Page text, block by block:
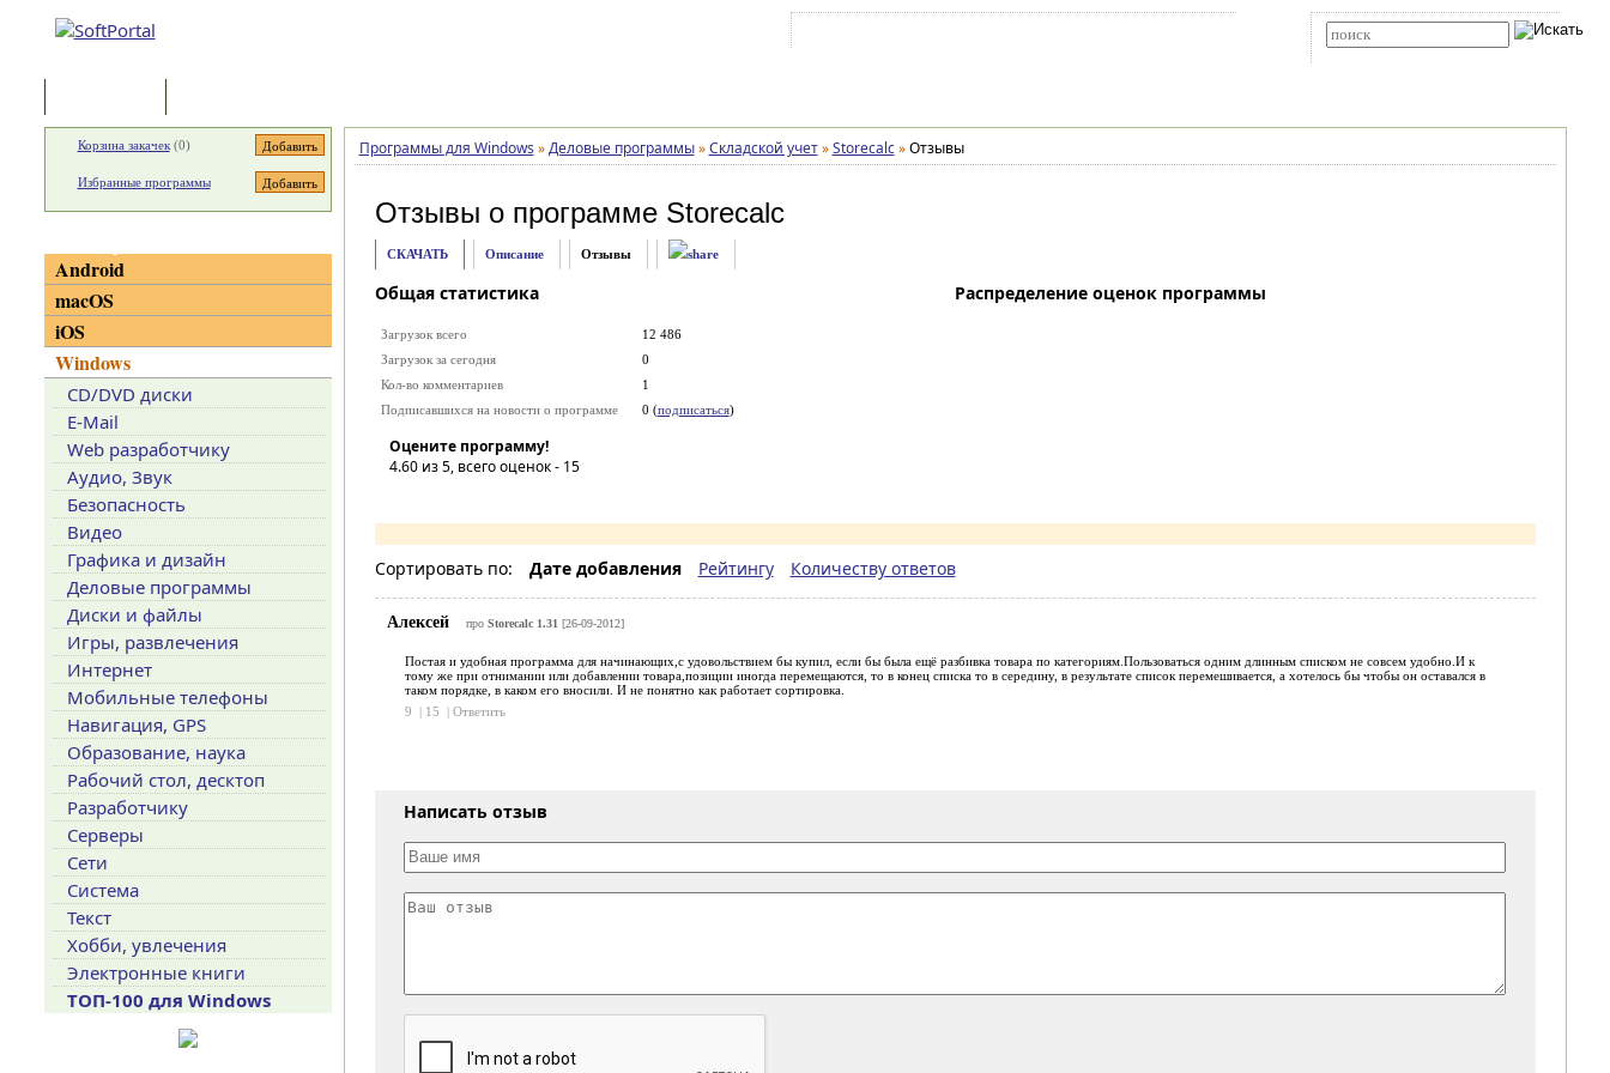
Программы для Windows » Деловые программы » Складской учет » Storecalc » Отзывы
Отзывы о программе Storecalc
СКАЧАТЬ Описание Отзывы
Общая статистика
Загрузок всего
12 486
Загрузок за сегодня
0
Кол-во комментариев
1
Подписавшихся на новости о программе
0 (подписаться)
Оцените программу!
4.60из 5, всего оценок - 15
Распределение оценок программы
Сортировать по: Дате добавления Рейтингу Количеству ответов
Алексей про Storecalc 1.31 [26-09-2012]
Постая и удобная программа для начинающих,с удовольствием бы купил, если бы была ещё разбивка товара по категориям.Пользоваться одним длинным списком не совсем удобно.И к
тому же при отнимании или добавлении товара,позиции иногда перемещаются, то в конец списка то в середину, в результате список перемешивается, а хотелось бы чтобы он оставался в
таком порядке, в каком его вносили. И не понятно как работает сортировка.
9
| 15 | Ответить
Написать отзыв
Корзина закачек(0)
Избранные программы
Android
macOS
iOS
Windows
CD/DVD диски
E-Mail
Web разработчику
Аудио, Звук
Безопасность
Видео
Графика и дизайн
Деловые программы
Диски и файлы
Игры, развлечения
Интернет
Мобильные телефоны
Навигация, GPS
Образование, наука
Рабочий стол, десктоп
Разработчику
Серверы
Сети
Система
Текст
Хобби, увлечения
Электронные книги
ТОП-100 для Windows